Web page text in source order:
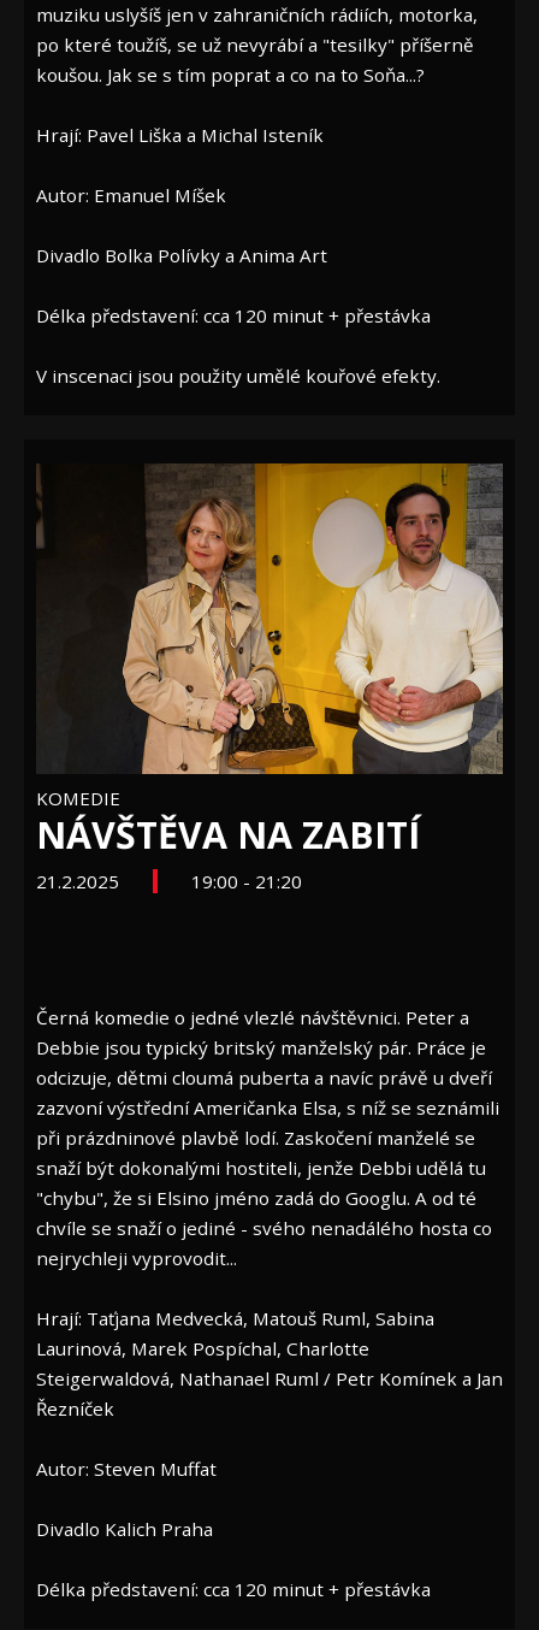
muziku uslyšíš jen v zahraničních rádiích, motorka,
po které toužíš, se už nevyrábí a "tesilky" příšerně
koušou. Jak se s tím poprat a co na to Soňa...?
Hrají: Pavel Liška a Michal Isteník
Autor: Emanuel Míšek
Divadlo Bolka Polívky a Anima Art
Délka představení: cca 120 minut + přestávka
V inscenaci jsou použity umělé kouřové efekty.
KOMEDIE
NÁVŠTĚVA NA ZABITÍ
21.2.2025 19:00 - 21:20
Černá komedie o jedné vlezlé návštěvnici. Peter a
Debbie jsou typický britský manželský pár. Práce je
odcizuje, dětmi cloumá puberta a navíc právě u dveří
zazvoní výstřední Američanka Elsa, s níž se seznámili
při prázdninové plavbě lodí. Zaskočení manželé se
snaží být dokonalými hostiteli, jenže Debbi udělá tu
"chybu", že si Elsino jméno zadá do Googlu. A od té
chvíle se snaží o jediné - svého nenadálého hosta co
nejrychleji vyprovodit...
Hrají: Taťjana Medvecká, Matouš Ruml, Sabina
Laurinová, Marek Pospíchal, Charlotte
Steigerwaldová, Nathanael Ruml / Petr Komínek a Jan
Řezníček
Autor: Steven Muffat
Divadlo Kalich Praha
Délka představení: cca 120 minut + přestávka